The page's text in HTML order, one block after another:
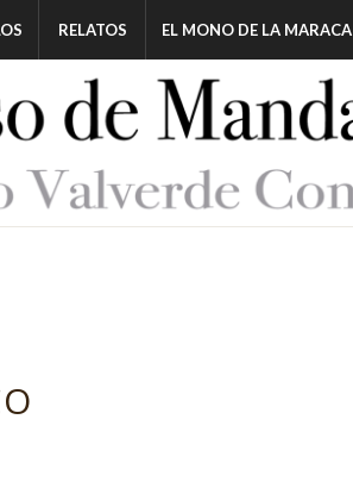
RELATOS EL MONO DE LA MARACA